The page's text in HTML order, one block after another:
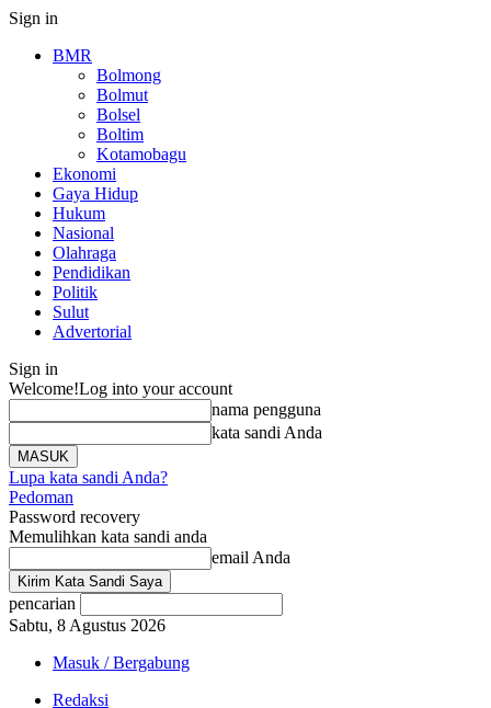
Sign in
BMR
Bolmong
Bolmut
Bolsel
Boltim
Kotamobagu
Ekonomi
Gaya Hidup
Hukum
Nasional
Olahraga
Pendidikan
Politik
Sulut
Advertorial
Sign in
Welcome!Log into your account
nama pengguna
kata sandi Anda
Lupa kata sandi Anda?
Pedoman
Password recovery
Memulihkan kata sandi anda
email Anda
pencarian
Sabtu, 8 Agustus 2026
Masuk / Bergabung
Redaksi